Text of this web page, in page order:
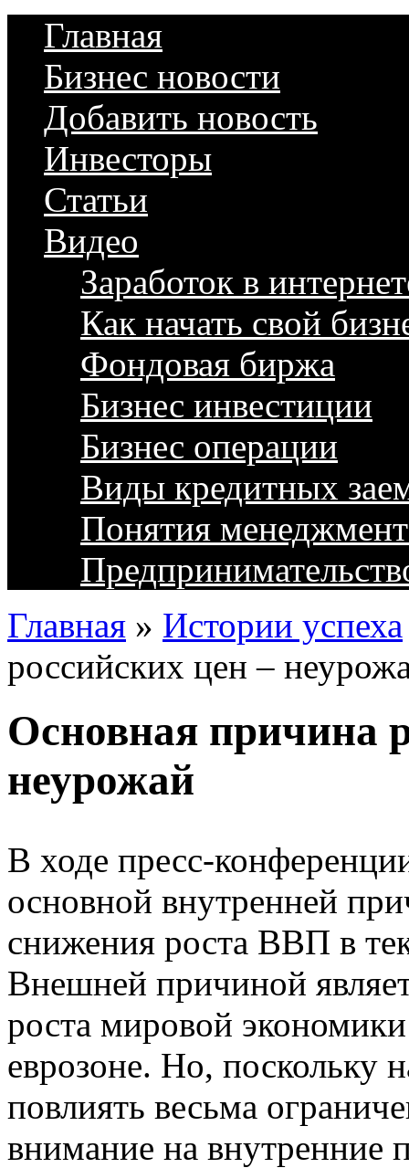
Главная
Бизнес новости
Добавить новость
Инвесторы
Статьи
Видео
Заработок в
Как начать свой
Фондовая биржа
Бизнес инвестиции
Бизнес операции
Виды кредитных
Понятия
Главная » Истории успеха
российских цен –
Основная причина
неурожай
В ходе пресс-
основной внутренней
снижения роста ВВП в
Внешней причиной
роста мировой
еврозоне. Но,
повлиять весьма
внимание на внутренние